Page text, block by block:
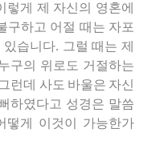
게 제 자신의 영혼에
구하고 어절 때는 자포
습니다. 그럴 때는 제
구의 위로도 거절하는
런데 사도 바울은 자신
하였다고 성경은 말씀
떻게 이것이 가능한가